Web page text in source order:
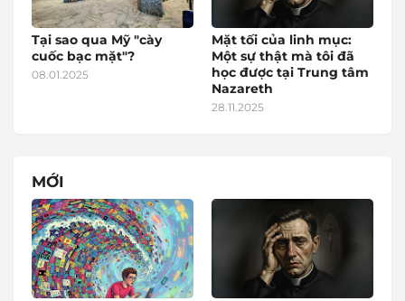
Tại sao qua Mỹ "cày
cuốc bạc mặt"?
08.01.2025
Mặt tối của linh mục:
Một sự thật mà tôi đã
học được tại Trung tâm
Nazareth
28.11.2025
MỚI